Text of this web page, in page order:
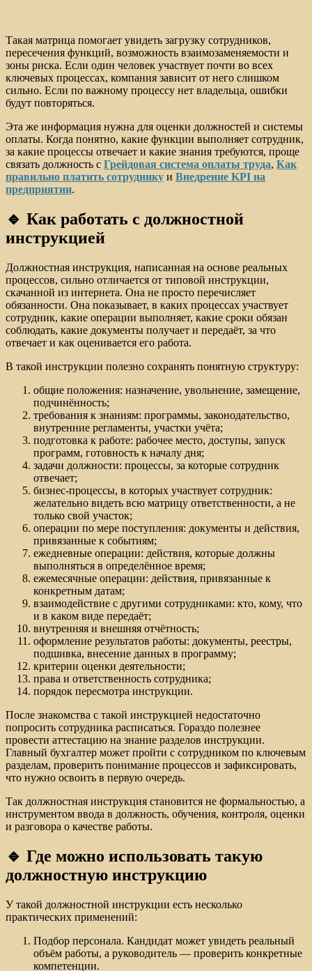
Такая матрица помогает увидеть загрузку сотрудников,
пересечения функций, возможность взаимозаменяемости и
зоны риска. Если один человек участвует почти во всех
ключевых процессах, компания зависит от него слишком
сильно. Если по важному процессу нет владельца, ошибки
будут повторяться.
Эта же информация нужна для оценки должностей и системы
оплаты. Когда понятно, какие функции выполняет сотрудник,
за какие процессы отвечает и какие знания требуются, проще
связать должность с Грейдовая система оплаты труда, Как
правильно платить сотруднику и Внедрение KPI на
предприятии.
🔹 Как работать с должностной
инструкцией
Должностная инструкция, написанная на основе реальных
процессов, сильно отличается от типовой инструкции,
скачанной из интернета. Она не просто перечисляет
обязанности. Она показывает, в каких процессах участвует
сотрудник, какие операции выполняет, какие сроки обязан
соблюдать, какие документы получает и передаёт, за что
отвечает и как оценивается его работа.
В такой инструкции полезно сохранять понятную структуру:
общие положения: назначение, увольнение, замещение,
подчинённость;
требования к знаниям: программы, законодательство,
внутренние регламенты, участки учёта;
подготовка к работе: рабочее место, доступы, запуск
программ, готовность к началу дня;
задачи должности: процессы, за которые сотрудник
отвечает;
бизнес-процессы, в которых участвует сотрудник:
желательно видеть всю матрицу ответственности, а не
только свой участок;
операции по мере поступления: документы и действия,
привязанные к событиям;
ежедневные операции: действия, которые должны
выполняться в определённое время;
ежемесячные операции: действия, привязанные к
конкретным датам;
взаимодействие с другими сотрудниками: кто, кому, что
и в каком виде передаёт;
внутренняя и внешняя отчётность;
оформление результатов работы: документы, реестры,
подшивка, внесение данных в программу;
критерии оценки деятельности;
права и ответственность сотрудника;
порядок пересмотра инструкции.
После знакомства с такой инструкцией недостаточно
попросить сотрудника расписаться. Гораздо полезнее
провести аттестацию на знание разделов инструкции.
Главный бухгалтер может пройти с сотрудником по ключевым
разделам, проверить понимание процессов и зафиксировать,
что нужно освоить в первую очередь.
Так должностная инструкция становится не формальностью, а
инструментом ввода в должность, обучения, контроля, оценки
и разговора о качестве работы.
🔹 Где можно использовать такую
должностную инструкцию
У такой должностной инструкции есть несколько
практических применений:
Подбор персонала. Кандидат может увидеть реальный
объём работы, а руководитель — проверить конкретные
компетенции.